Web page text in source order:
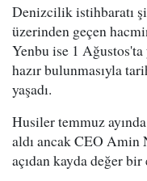
Denizcilik istihbaratı
üzerinden geçen
Yenbu ise 1
hazır bulunmasıyla
yaşadı.
Husiler temmuz
aldı ancak CEO Amin
açıdan kayda değer bir